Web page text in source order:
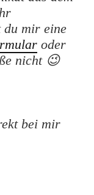
du mir eine
oder
nicht 😉
bei mir